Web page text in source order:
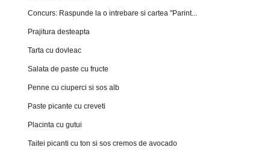
Concurs: Raspunde la o intrebare si cartea "Parint...
Prajitura desteapta
Tarta cu dovleac
Salata de paste cu fructe
Penne cu ciuperci si sos alb
Paste picante cu creveti
Placinta cu gutui
Taitei picanti cu ton si sos cremos de avocado